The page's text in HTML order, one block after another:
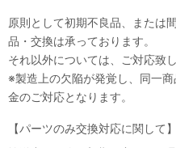
原則として初期不良品、または
品・交換は承っております。
それ以外については、ご対応致し
※製造上の欠陥が発覚し、同一
金のご対応となります。
【パーツのみ交換対応に関して】